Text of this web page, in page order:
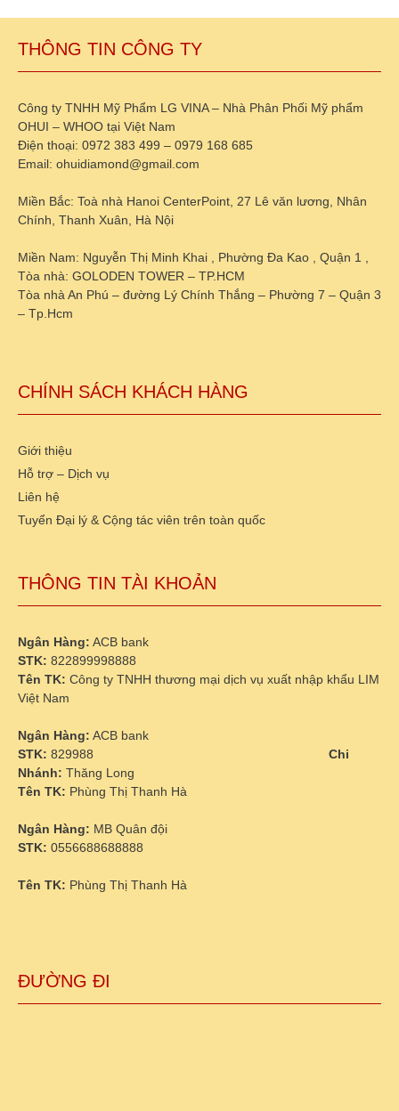
THÔNG TIN CÔNG TY
Công ty TNHH Mỹ Phẩm LG VINA – Nhà Phân Phối Mỹ phẩm
OHUI – WHOO tại Việt Nam
Điện thoại: 0972 383 499 – 0979 168 685
Email: ohuidiamond@gmail.com
Miền Bắc: Toà nhà Hanoi CenterPoint, 27 Lê văn lương, Nhân
Chính, Thanh Xuân, Hà Nội
Miền Nam: Nguyễn Thị Minh Khai , Phường Đa Kao , Quận 1 ,
Tòa nhà: GOLODEN TOWER – TP.HCM
Tòa nhà An Phú – đường Lý Chính Thắng – Phường 7 – Quận 3
– Tp.Hcm
CHÍNH SÁCH KHÁCH HÀNG
Giới thiệu
Hỗ trợ – Dịch vụ
Liên hệ
Tuyển Đại lý & Cộng tác viên trên toàn quốc
THÔNG TIN TÀI KHOẢN
Ngân Hàng: ACB bank
STK: 822899998888
Tên TK: Công ty TNHH thương mại dịch vụ xuất nhập khẩu LIM
Việt Nam
Ngân Hàng: ACB bank
STK: 829988 Chi
Nhánh: Thăng Long
Tên TK: Phùng Thị Thanh Hà
Ngân Hàng: MB Quân đội
STK: 0556688688888
Tên TK: Phùng Thị Thanh Hà
ĐƯỜNG ĐI